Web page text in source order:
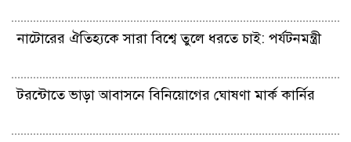
নাটোরের ঐতিহ্যকে সারা বিশ্বে তুলে ধরতে চাই: পর্যটনমন্ত্রী
টরন্টোতে ভাড়া আবাসনে বিনিয়োগের ঘোষণা মার্ক কার্নির